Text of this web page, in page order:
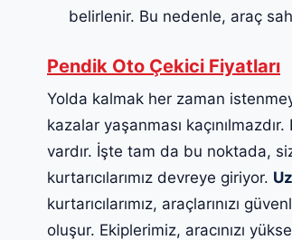
belirlenir. Bu nedenle, araç
Pendik Oto Çekici Fiyatları
Yolda kalmak her zaman
kazalar yaşanması
vardır. İşte tam da bu noktada,
kurtarıcılarımız devreye giriyor.
kurtarıcılarımız, araçlarınızı
oluşur. Ekiplerimiz, aracınızı